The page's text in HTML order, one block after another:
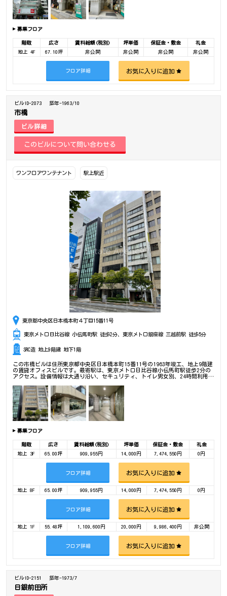
募集フロア
階数 広さ 賃料総額(税別) 坪単価 保証金・敷金
礼金
地上 4F
67.10坪 非公開 非公開 非公開 非公開
フロア詳細 お気に入りに追加
ビルID-2073 築年-1963/10
市橋
ビル詳細
ワンフロアワンテナント 駅上駅近
東京都中央区日本橋本町４丁目15番11号
東京メトロ日比谷線 小伝馬町駅 徒歩2分、東京メトロ銀座線 三越前駅 徒歩5分
SRC造 地上9階建 地下1階
この市橋ビルは住所東京都中央区日本橋本町15番11号の1963年竣工、地上9階建
の賃貸オフィスビルです。最寄駅は、東京メトロ日比谷線小伝馬町駅徒歩2分の
アクセス。設備情報は大通り沿い、セキュリティ、トイレ男女別、24時間利用可
一度ご内覧下さいませ！ その他、事務所、オフィス移転、不動産の事なら何で
もお気軽にご相談下さい。
募集フロア
階数 広さ 賃料総額(税別) 坪単価 保証金・敷金
礼金
地上 3F
65.00坪 909,955円 14,000円 7,474,550円 0円
フロア詳細 お気に入りに追加
地上 8F 65.00坪 909,955円 14,000円 7,474,550円 0円
フロア詳細 お気に入りに追加
地上 1F 55.48坪 1,109,600円 20,000円 9,986,400円 非公開
フロア詳細 お気に入りに追加
ビルID-2151 築年-1973/7
日銀前田所